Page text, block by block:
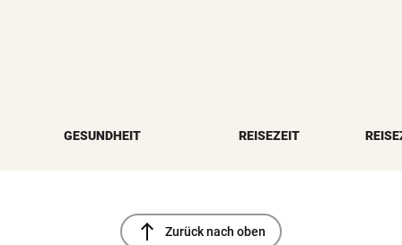
GESUNDHEIT REISEZEIT
north Zurück nach oben